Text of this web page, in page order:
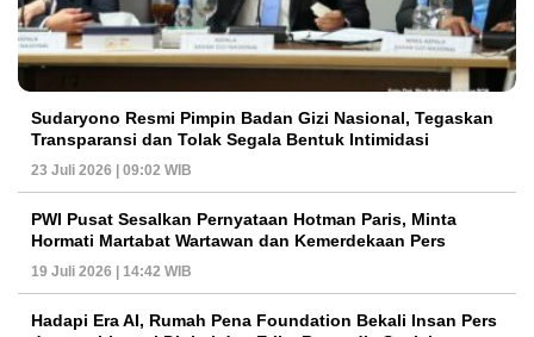
Sudaryono Resmi Pimpin Badan Gizi Nasional, Tegaskan
Transparansi dan Tolak Segala Bentuk Intimidasi
23 Juli 2026 | 09:02 WIB
PWI Pusat Sesalkan Pernyataan Hotman Paris, Minta
Hormati Martabat Wartawan dan Kemerdekaan Pers
19 Juli 2026 | 14:42 WIB
Hadapi Era AI, Rumah Pena Foundation Bekali Insan Pers